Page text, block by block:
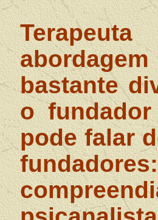
bastante
o
pode falar